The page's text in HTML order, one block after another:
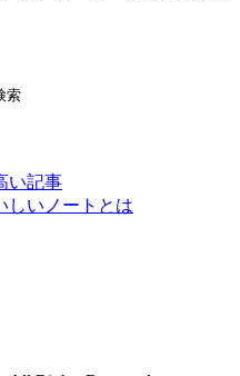
い記事
しいノートとは